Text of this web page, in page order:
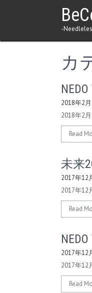
-
カ
2018年2
2018年2
Read
未来
2017年12
2017年12
Read
2017年12
2017年12
Read